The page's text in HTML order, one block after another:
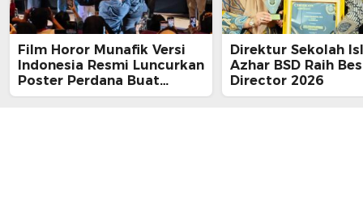
Film Horor Munafik Versi
Indonesia Resmi Luncurkan
Poster Perdana Buat
Kesan Spiritual Religi
Direktur Sekolah
Azhar BSD Raih
Director 2026